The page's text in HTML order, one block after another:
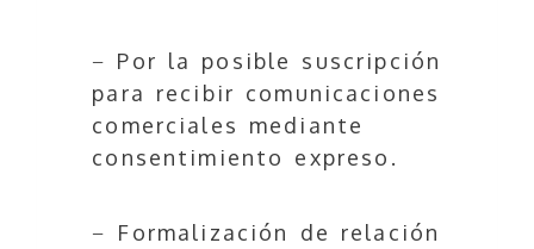
− Por la posible suscripción
para recibir comunicaciones
comerciales mediante
consentimiento expreso.
− Formalización de relación